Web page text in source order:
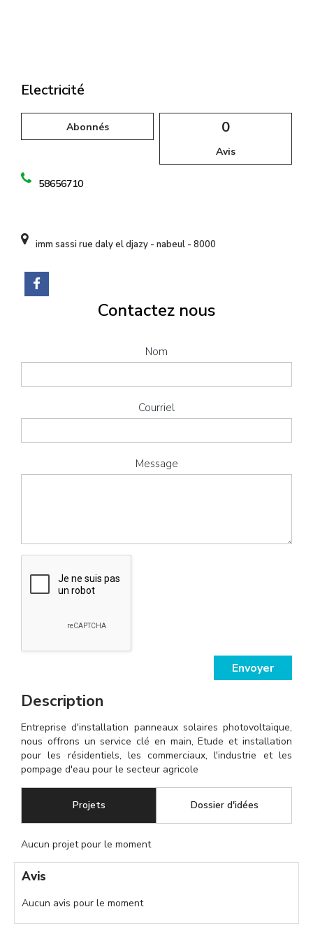
Electricité
Abonnés 0
Avis
58656710
imm sassi rue daly el djazy - nabeul - 8000
Contactez nous
Nom
Courriel
Message
Envoyer
Description
Entreprise d'installation panneaux solaires photovoltaïque,
nous offrons un service clé en main, Etude et installation
pour les résidentiels, les commerciaux, l'industrie et les
pompage d'eau pour le secteur agricole
Projets Dossier d'idées
Aucun projet pour le moment
Avis
Aucun avis pour le moment